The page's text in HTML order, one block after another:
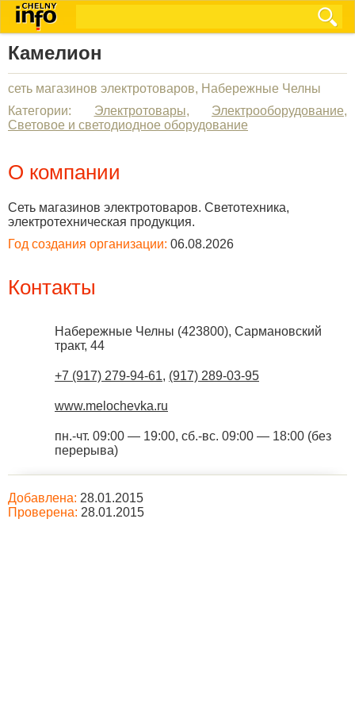
Камелион
сеть магазинов электротоваров, Набережные Челны
Категории: Электротовары, Электрооборудование,
Световое и светодиодное оборудование
О компании
Сеть магазинов электротоваров. Светотехника,
электротехническая продукция.
Год создания организации: 06.08.2026
Контакты
Набережные Челны (423800), Сармановский
тракт, 44
+7 (917) 279-94-61, (917) 289-03-95
www.melochevka.ru
пн.-чт. 09:00 — 19:00, сб.-вс. 09:00 — 18:00 (без
перерыва)
Добавлена: 28.01.2015
Проверена: 28.01.2015